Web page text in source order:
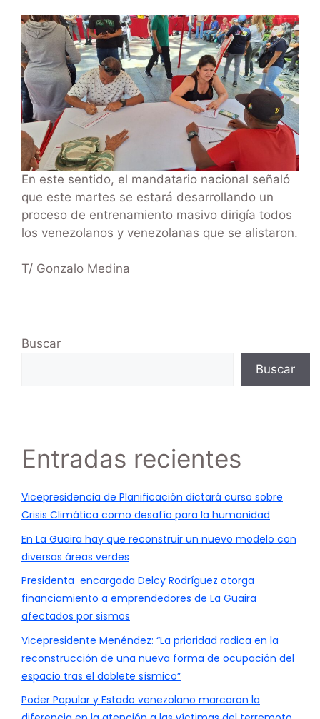
En este sentido, el mandatario nacional señaló
que este martes se estará desarrollando un
proceso de entrenamiento masivo dirigía todos
los venezolanos y venezolanas que se alistaron.
T/ Gonzalo Medina
Buscar
Buscar
Entradas recientes
Vicepresidencia de Planificación dictará curso sobre
Crisis Climática como desafío para la humanidad
En La Guaira hay que reconstruir un nuevo modelo con
diversas áreas verdes
Presidenta encargada Delcy Rodríguez otorga
financiamiento a emprendedores de La Guaira
afectados por sismos
Vicepresidente Menéndez: “La prioridad radica en la
reconstrucción de una nueva forma de ocupación del
espacio tras el doblete sísmico”
Poder Popular y Estado venezolano marcaron la